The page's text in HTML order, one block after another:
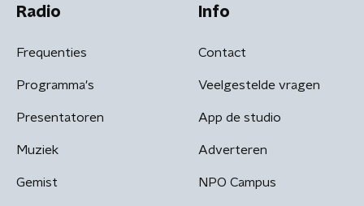
Radio
Frequenties
Programma's
Presentatoren
Muziek
Gemist
Info
Contact
Veelgestelde vragen
App de studio
Adverteren
NPO Campus